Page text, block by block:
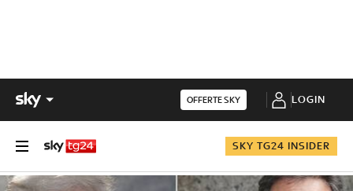
OFFERTE SKY LOGIN
SKY TG24 INSIDER